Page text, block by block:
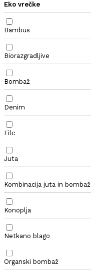
Eko vrečke
Bambus
Biorazgradljive
Bombaž
Denim
Filc
Juta
Kombinacija juta in bombaž
Konoplja
Netkano blago
Organski bombaž